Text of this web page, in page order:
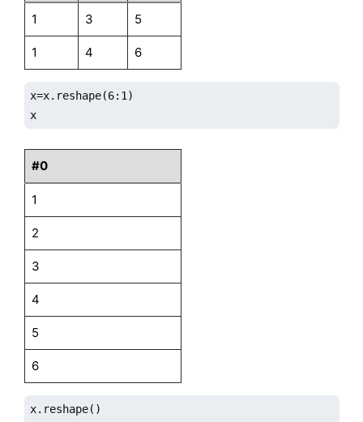
1 3 5
1 4 6
x=x.reshape(6:1)
x
#0
1
2
3
4
5
6
x.reshape()